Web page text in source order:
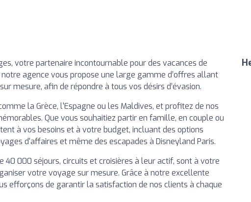
votre partenaire incontournable pour des vacances de
agence vous propose une large gamme d’offres allant
mesure, afin de répondre à tous vos désirs d’évasion.
la Grèce, l'Espagne ou les Maldives, et profitez de nos
Que vous souhaitiez partir en famille, en couple ou
à vos besoins et à votre budget, incluant des options
d'affaires et même des escapades à Disneyland Paris.
40 000 séjours, circuits et croisières à leur actif, sont à votre
votre voyage sur mesure. Grâce à notre excellente
efforçons de garantir la satisfaction de nos clients à chaque